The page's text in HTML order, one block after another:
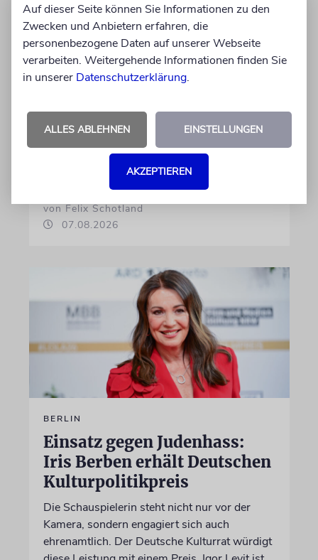
Wie Georg Restle die
Glaubwürdigkeit des ÖRR
untergräbt
Nach dem X-Post des Journalisten hat sich
Gemeinde Köln, an WDR-
Programmdirektorin Andrea Schafarczyk
gewandt. Wir dokumentieren das Schreiben
von Felix Schotland
07.08.2026
BERLIN
Einsatz gegen Judenhass:
Iris Berben erhält Deutschen
Kulturpolitikpreis
Die Schauspielerin steht nicht nur vor der
Kamera, sondern engagiert sich auch
ehrenamtlich. Der Deutsche Kulturrat würdigt
Auf dieser Seite können Sie Informationen zu den
Zwecken und Anbietern erfahren, die
personenbezogene Daten auf unserer Webseite
verarbeiten. Weitergehende Informationen finden Sie
in unserer Datenschutzerklärung.
ALLES ABLEHNEN EINSTELLUNGEN
AKZEPTIEREN